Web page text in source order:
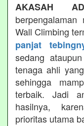
AKASAH
Wall Climbing
panjat
sedang
tenaga ahli
sehingga
terbaik. Jadi
hasilnya,
prioritas utama